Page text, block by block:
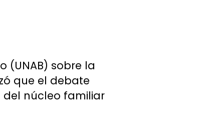
(UNAB) sobre la
que el debate
núcleo familiar